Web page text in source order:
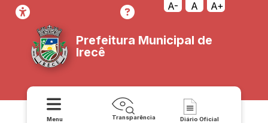
A- A A+
Prefeitura Municipal de
Irecê
Menu Transparência Diário Oficial